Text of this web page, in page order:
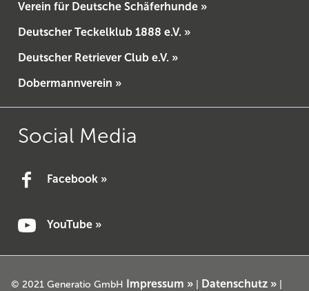
Verein für Deutsche Schäferhunde »
Deutscher Teckelklub 1888 e.V. »
Deutscher Retriever Club e.V. »
Dobermannverein »
Social Media
Facebook »
YouTube »
© 2021 Generatio GmbH Impressum » Datenschutz »